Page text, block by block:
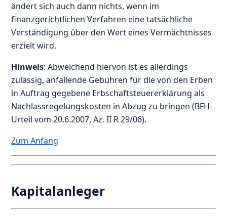
ändert sich auch dann nichts, wenn im
finanzgerichtlichen Verfahren eine tatsächliche
Verständigung über den Wert eines Vermächtnisses
erzielt wird.
Hinweis: Abweichend hiervon ist es allerdings
zulässig, anfallende Gebühren für die von den Erben
in Auftrag gegebene Erbschaftsteuererklärung als
Nachlassregelungskosten in Abzug zu bringen (BFH-
Urteil vom 20.6.2007, Az. II R 29/06).
Zum Anfang
Kapitalanleger